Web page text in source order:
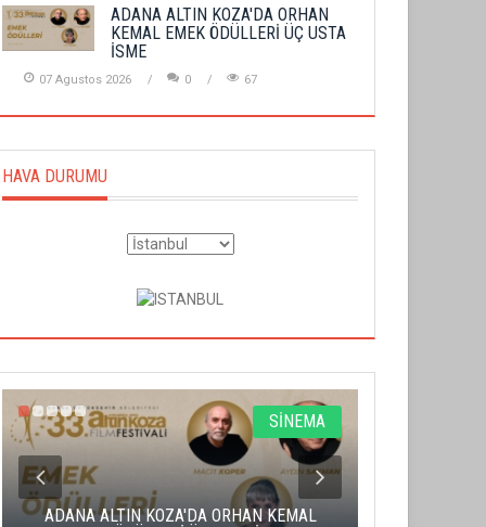
ADANA ALTIN KOZA'DA ORHAN
KEMAL EMEK ÖDÜLLERİ ÜÇ USTA
İSME
07 Agustos 2026 0 67
HAVA DURUMU
SİNEMA
ADANA ALTIN KOZA'DA ORHAN KEMAL